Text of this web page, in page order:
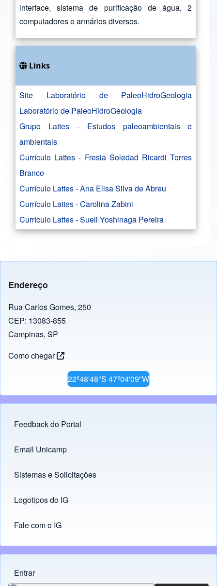
interface, sistema de purificação de água, 2
computadores e armários diversos.
Links
Site Laboratório de PaleoHidroGeologia
Laboratório de PaleoHidroGeologia
Grupo Lattes - Estudos paleoambientais e
ambientais
Currículo Lattes - Fresia Soledad Ricardi Torres
Branco
Currículo Lattes - Ana Elisa Silva de Abreu
Currículo Lattes - Carolina Zabini
Currículo Lattes - Sueli Yoshinaga Pereira
Endereço
Rua Carlos Gomes, 250
CEP: 13083-855
Campinas, SP
Como chegar
22º48'48"S 47º04'09"W
Footer menu
Feedback do Portal
Links
Email Unicamp
(opens in new tab)
Sistemas e Solicitações
(opens in new tab)
Logotipos do IG
(opens in new tab)
Fale com o IG
Menu do usuário
Entrar